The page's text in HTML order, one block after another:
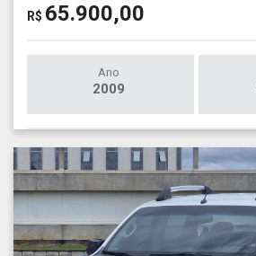
R$ 65.900,00
Ano
2009